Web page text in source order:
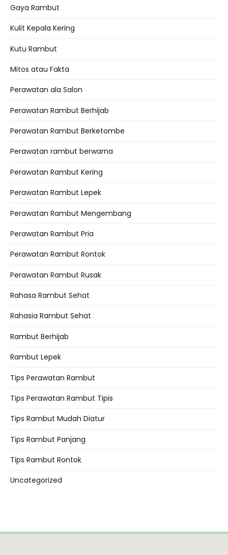
Gaya Rambut
Kulit Kepala Kering
Kutu Rambut
Mitos atau Fakta
Perawatan ala Salon
Perawatan Rambut Berhijab
Perawatan Rambut Berketombe
Perawatan rambut berwarna
Perawatan Rambut Kering
Perawatan Rambut Lepek
Perawatan Rambut Mengembang
Perawatan Rambut Pria
Perawatan Rambut Rontok
Perawatan Rambut Rusak
Rahasa Rambut Sehat
Rahasia Rambut Sehat
Rambut Berhijab
Rambut Lepek
Tips Perawatan Rambut
Tips Perawatan Rambut Tipis
Tips Rambut Mudah Diatur
Tips Rambut Panjang
Tips Rambut Rontok
Uncategorized